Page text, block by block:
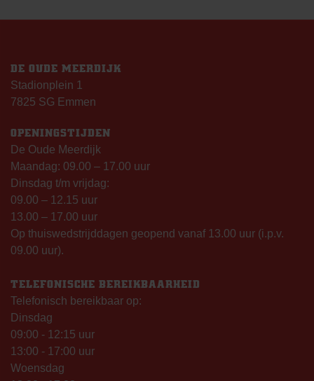
DE OUDE MEERDIJK
Stadionplein 1
7825 SG Emmen
OPENINGSTIJDEN
De Oude Meerdijk
Maandag: 09.00 – 17.00 uur
Dinsdag t/m vrijdag:
09.00 – 12.15 uur
13.00 – 17.00 uur
Op thuiswedstrijddagen geopend vanaf 13.00 uur (i.p.v.
09.00 uur).
TELEFONISCHE BEREIKBAARHEID
Telefonisch bereikbaar op:
Dinsdag
09:00 - 12:15 uur
13:00 - 17:00 uur
Woensdag